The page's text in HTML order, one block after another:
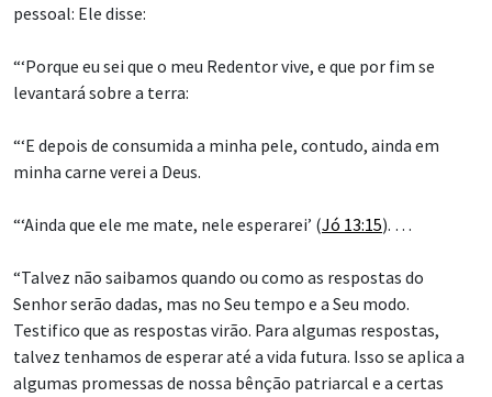
pessoal: Ele disse:
“‘Porque eu sei que o meu Redentor vive, e que por fim se
levantará sobre a terra:
“‘E depois de consumida a minha pele, contudo, ainda em
minha carne verei a Deus.
“‘Ainda que ele me mate, nele esperarei’ (Jó 13:15). …
“Talvez não saibamos quando ou como as respostas do
Senhor serão dadas, mas no Seu tempo e a Seu modo.
Testifico que as respostas virão. Para algumas respostas,
talvez tenhamos de esperar até a vida futura. Isso se aplica a
algumas promessas de nossa bênção patriarcal e a certas